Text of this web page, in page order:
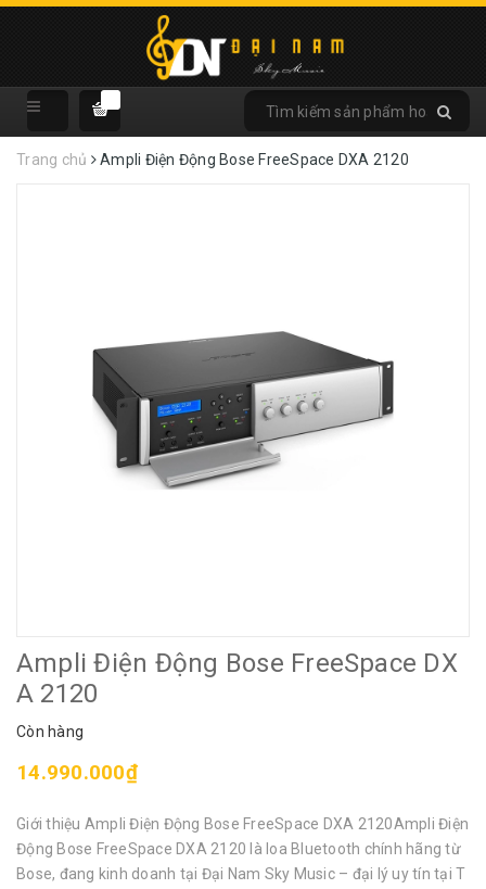
Trang chủ Ampli Điện Động Bose FreeSpace DXA 2120
Ampli Điện Động Bose FreeSpace DX
A 2120
Còn hàng
14.990.000₫
Giới thiệu Ampli Điện Động Bose FreeSpace DXA 2120Ampli Điện
Động Bose FreeSpace DXA 2120 là loa Bluetooth chính hãng từ
Bose, đang kinh doanh tại Đại Nam Sky Music – đại lý uy tín tại T